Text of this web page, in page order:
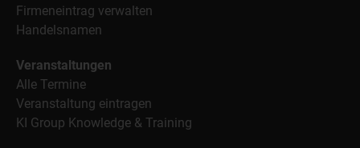
Firmeneintrag verwalten
Handelsnamen
Veranstaltungen
Alle Termine
Veranstaltung eintragen
KI Group Knowledge & Training